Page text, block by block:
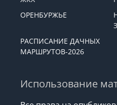
ОРЕНБУРЖЬЕ
РАСПИСАНИЕ ДАЧНЫХ
МАРШРУТОВ-2026
Использование